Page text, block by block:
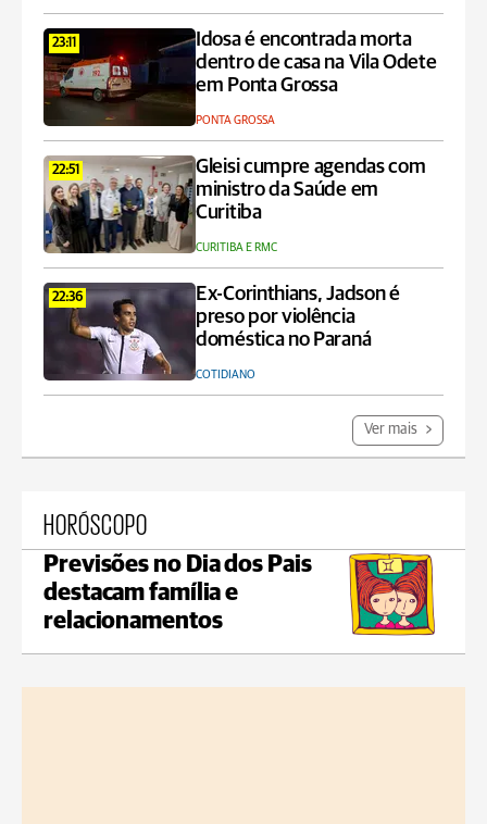
23:11
Idosa é encontrada morta
dentro de casa na Vila Odete
em Ponta Grossa
PONTA GROSSA
22:51
Gleisi cumpre agendas com
ministro da Saúde em
Curitiba
CURITIBA E RMC
22:36
Ex-Corinthians, Jadson é
preso por violência
doméstica no Paraná
COTIDIANO
Ver mais
HORÓSCOPO
Previsões no Dia dos Pais
destacam família e
relacionamentos